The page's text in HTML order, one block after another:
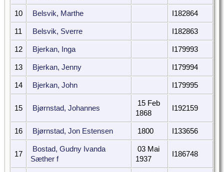
10 Belsvik, Marthe I182864
11 Belsvik, Sverre I182863
12 Bjerkan, Inga I179993
13 Bjerkan, Jenny I179994
14 Bjerkan, John I179995
15 Bjørnstad, Johannes
15 Feb
1868
I192159
16 Bjørnstad, Jon Estensen 1800 I133656
17
Bostad, Gudny Ivanda
Sæther f
03 Mai
1937
I186748